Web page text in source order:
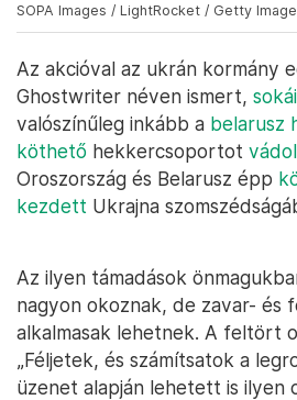
SOPA Images / LightRocket / Getty
Az akcióval az ukrán kormány
Ghostwriter néven ismert,
valószínűleg inkább a belarusz
köthető hekkercsoportot
Oroszország és Belarusz épp
kezdett Ukrajna
Az ilyen támadások
nagyon okoznak, de zavar- és
alkalmasak lehetnek. A feltört
„Féljetek, és számítsatok a
üzenet alapján lehetett is ilyen